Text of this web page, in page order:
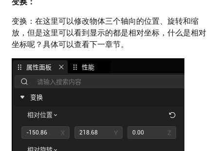
变换：在这里可以修改物体三个轴向的位置、旋转和缩
放，但是这里可以看到显示的都是相对坐标，什么是相对
坐标呢？具体可以查看下一章节。